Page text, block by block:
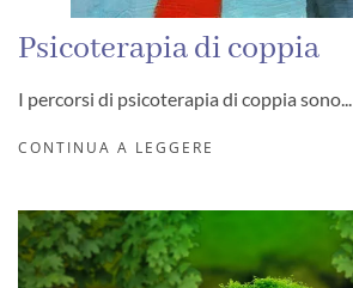
Psicoterapia di coppia
I percorsi di psicoterapia di coppia sono...
CONTINUA A LEGGERE